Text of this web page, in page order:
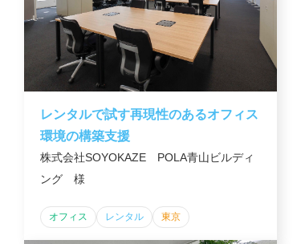
レンタルで試す再現性のあるオフィス
環境の構築支援
株式会社SOYOKAZE POLA青山ビルディ
ング 様
オフィス レンタル 東京